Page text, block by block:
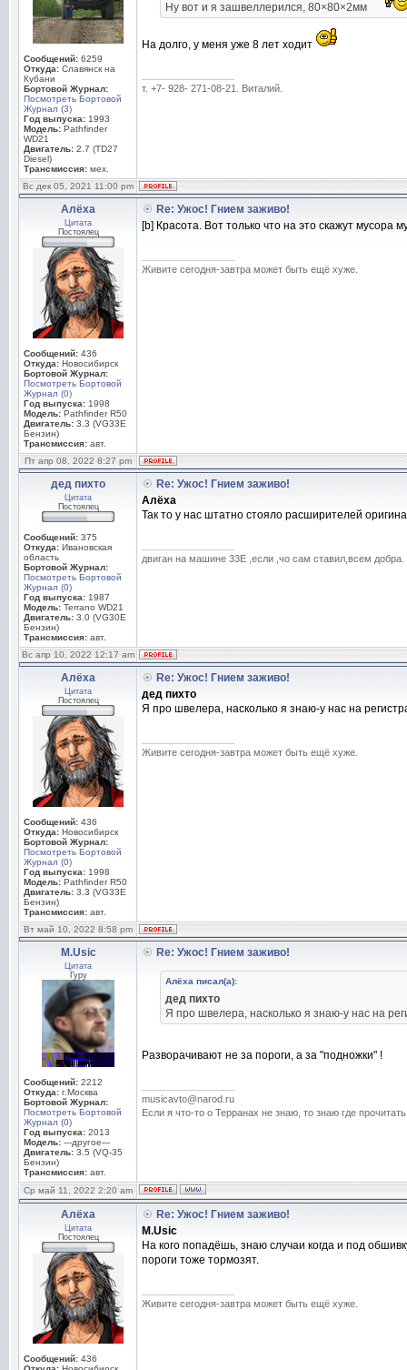
Сообщений: 6259
Откуда: Славянск на
Кубани
Бортовой Журнал:
Посмотреть Бортовой
Журнал (3)
Год выпуска: 1993
Модель: Pathfinder
WD21
Двигатель: 2.7 (TD27
Diesel)
Трансмиссия: мех.
Ну вот и я зашвеллерился, 80×80×2мм
На долго, у меня уже 8 лет ходит
т. +7- 928- 271-08-21. Виталий.
Вс дек 05, 2021 11:00 pm
Алёха
Цитата
Постоялец
Сообщений: 436
Откуда: Новосибирск
Бортовой Журнал:
Посмотреть Бортовой
Журнал (0)
Год выпуска: 1998
Модель: Pathfinder R50
Двигатель: 3.3 (VG33E
Бензин)
Трансмиссия: авт.
Re: Ужос! Гнием заживо!
[b] Красота. Вот только что на это скажут мусора
Живите сегодня-завтра может быть ещё хуже.
Пт апр 08, 2022 8:27 pm
дед пихто
Цитата
Постоялец
Сообщений: 375
Откуда: Ивановская
область
Бортовой Журнал:
Посмотреть Бортовой
Журнал (0)
Год выпуска: 1987
Модель: Terrano WD21
Двигатель: 3.0 (VG30E
Бензин)
Трансмиссия: авт.
Re: Ужос! Гнием заживо!
Алёха
Так то у нас штатно стояло расширителей
двиган на машине 33Е ,если ,чо сам ставил,всем добра.
Вс апр 10, 2022 12:17 am
Алёха
Цитата
Постоялец
Сообщений: 436
Откуда: Новосибирск
Бортовой Журнал:
Посмотреть Бортовой
Журнал (0)
Год выпуска: 1998
Модель: Pathfinder R50
Двигатель: 3.3 (VG33E
Бензин)
Трансмиссия: авт.
Re: Ужос! Гнием заживо!
дед пихто
Я про швелера, насколько я знаю-у нас на
Живите сегодня-завтра может быть ещё хуже.
Вт май 10, 2022 8:58 pm
M.Usic
Цитата
Гуру
Сообщений: 2212
Откуда: г.Москва
Бортовой Журнал:
Посмотреть Бортовой
Журнал (0)
Год выпуска: 2013
Модель: ---другое---
Двигатель: 3.5 (VQ-35
Бензин)
Трансмиссия: авт.
Re: Ужос! Гнием заживо!
Алёха писал(а):
дед пихто
Я про швелера, насколько я знаю-у нас на
Разворачивают не за пороги, а за "подножки" !
musicavto@narod.ru
Если я что-то о Терранах не знаю, то знаю где
Ср май 11, 2022 2:20 am
Алёха
Цитата
Постоялец
Сообщений: 436
Re: Ужос! Гнием заживо!
M.Usic
На кого попадёшь, знаю случаи когда и под
пороги тоже тормозят.
Живите сегодня-завтра может быть ещё хуже.